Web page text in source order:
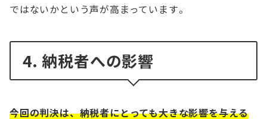
ではないかという声が高まっています​。
4. 納税者への影響
今回の判決は、納税者にとっても大きな影響を与える